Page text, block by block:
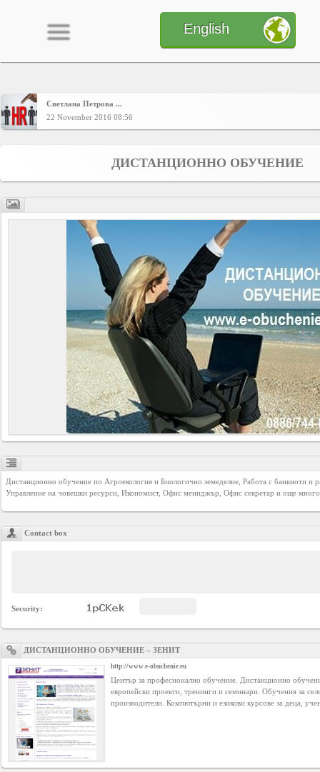
Home
Business
interest
Social
interest
PERSONAL
Login
FB
Registration
YEPSE.COM
About
us
User
Agreement
English
Светлана Петрова ...
22 November 2016 08:56
ДИСТАНЦИОННО ОБУЧЕНИЕ
Дистанционно обучение по Агроекология и Биологично земеделие, Работа с банкноти и
Управление на човешки ресурси, Икономист, Офис мениджър, Офис секретар и още
Contact box
Security:
ДИСТАНЦИОННО ОБУЧЕНИЕ – ЗЕНИТ
http://www.e-obuchenie.eu
Център за професионално обучение. Дистанционно
европейски проекти, тренинги и семинари. Обучения за
производители. Компютърни и езикови курсове за деца,